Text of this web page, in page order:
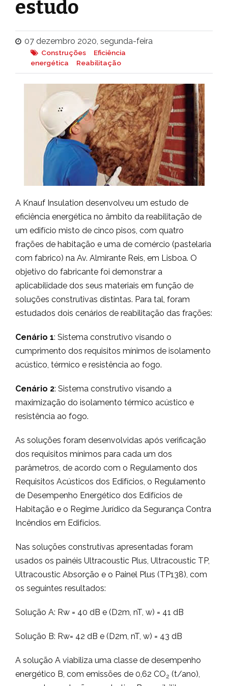
estudo
07 dezembro 2020, segunda-feira
Construções
Eficiência
energética
Reabilitação
A Knauf Insulation desenvolveu um estudo de
eficiência energética no âmbito da reabilitação de
um edifício misto de cinco pisos, com quatro
frações de habitação e uma de comércio (pastelaria
com fabrico) na Av. Almirante Reis, em Lisboa. O
objetivo do fabricante foi demonstrar a
aplicabilidade dos seus materiais em função de
soluções construtivas distintas. Para tal, foram
estudados dois cenários de reabilitação das frações:
Cenário 1: Sistema construtivo visando o
cumprimento dos requisitos mínimos de isolamento
acústico, térmico e resistência ao fogo.
Cenário 2: Sistema construtivo visando a
maximização do isolamento térmico acústico e
resistência ao fogo.
As soluções foram desenvolvidas após verificação
dos requisitos mínimos para cada um dos
parâmetros, de acordo com o Regulamento dos
Requisitos Acústicos dos Edifícios, o Regulamento
de Desempenho Energético dos Edifícios de
Habitação e o Regime Jurídico da Segurança Contra
Incêndios em Edifícios.
Nas soluções construtivas apresentadas foram
usados os painéis Ultracoustic Plus, Ultracoustic TP,
Ultracoustic Absorção e o Painel Plus (TP138), com
os seguintes resultados:
Solução A: Rw = 40 dB e (D2m, nT, w) = 41 dB
Solução B: Rw= 42 dB e (D2m, nT, w) = 43 dB
A solução A viabiliza uma classe de desempenho
energético B, com emissões de 0,62 CO2 (t/ano),